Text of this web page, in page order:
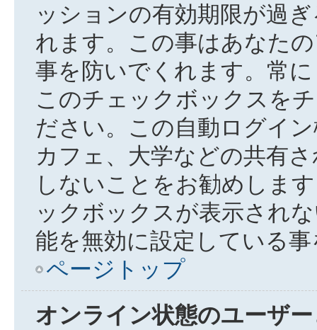
ッションの有効期限が過
れます。この事はあなた
事を防いでくれます。常
このチェックボックスを
ださい。この自動ログイ
カフェ、大学などの共有
しないことをお勧めしま
ックボックスが表示され
能を無効に設定している
ページトップ
オンライン状態のユーザ